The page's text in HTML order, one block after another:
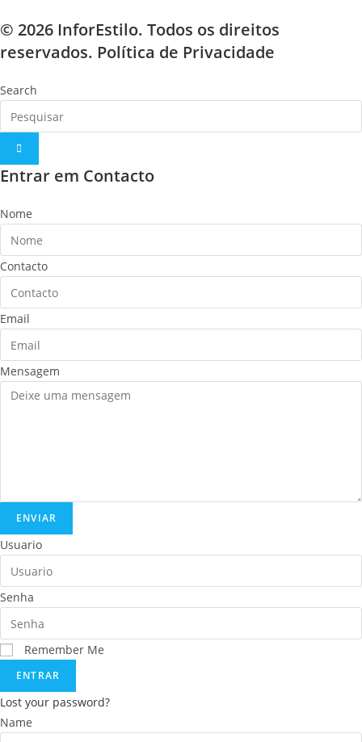
© 2026 InforEstilo. Todos os direitos
reservados. Política de Privacidade
Search
Entrar em Contacto
Nome
Contacto
Email
Mensagem
ENVIAR
Usuario
Senha
Remember Me
ENTRAR
Lost your password?
Name